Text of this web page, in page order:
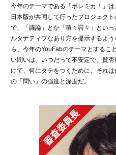
今年のテーマである「ポレミカ！」
日本版が共同して行ったプロジェク
で、「議論」とか「喧々諤々」とい
ルタナティブなあり方を提示するよ
ら、今年のYouFabのテーマとするこ
い問いは、いつだって不安定で、賛
けて、何にタテをつくために、それ
の「問い」の強度と深度だ。